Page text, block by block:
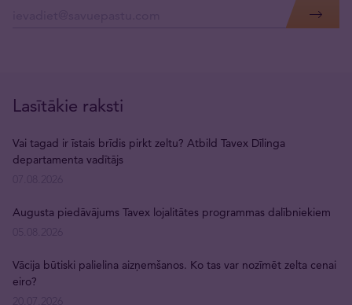
Lasītākie raksti
Vai tagad ir īstais brīdis pirkt zeltu? Atbild Tavex Dīlinga
departamenta vadītājs
Augusta piedāvājums Tavex lojalitātes programmas dalībniekiem
Vācija būtiski palielina aizņemšanos. Ko tas var nozīmēt zelta cenai
eiro?